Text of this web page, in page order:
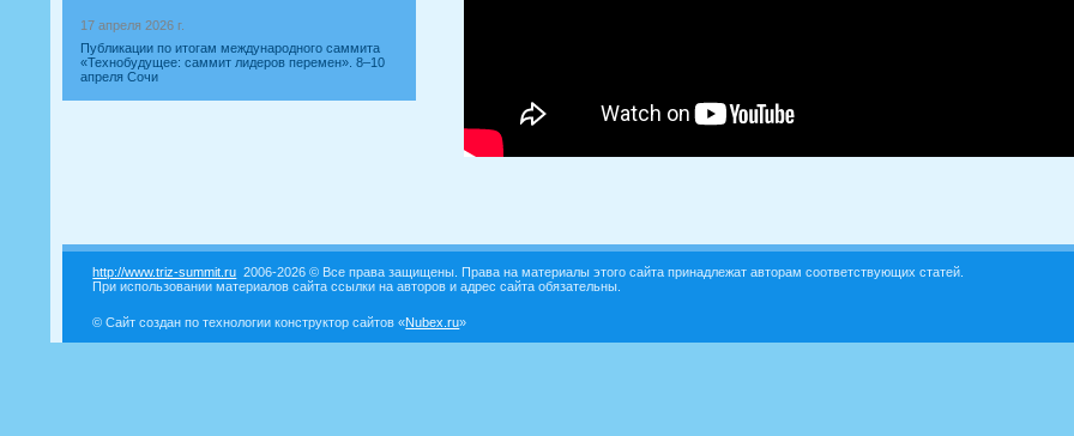
17 апреля 2026 г.
Публикации по итогам международного саммита
«Технобудущее: саммит лидеров перемен». 8–10
апреля Сочи
http://www.triz-summit.ru 2006-2026 © Все права защищены. Права на материалы этого сайта принадлежат авторам соответствующих статей.
При использовании материалов сайта ссылки на авторов и адрес сайта обязательны.
© Сайт создан по технологии конструктор сайтов «Nubex.ru»